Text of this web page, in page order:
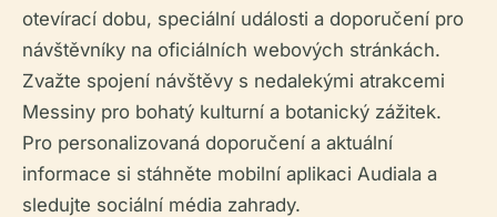
otevírací dobu, speciální události a doporučení pro
návštěvníky na oficiálních webových stránkách.
Zvažte spojení návštěvy s nedalekými atrakcemi
Messiny pro bohatý kulturní a botanický zážitek.
Pro personalizovaná doporučení a aktuální
informace si stáhněte mobilní aplikaci Audiala a
sledujte sociální média zahrady.